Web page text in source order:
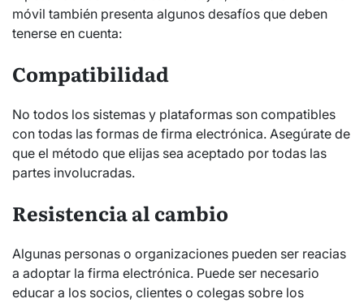
móvil también presenta algunos desafíos que deben
tenerse en cuenta:
Compatibilidad
No todos los sistemas y plataformas son compatibles
con todas las formas de firma electrónica. Asegúrate de
que el método que elijas sea aceptado por todas las
partes involucradas.
Resistencia al cambio
Algunas personas o organizaciones pueden ser reacias
a adoptar la firma electrónica. Puede ser necesario
educar a los socios, clientes o colegas sobre los